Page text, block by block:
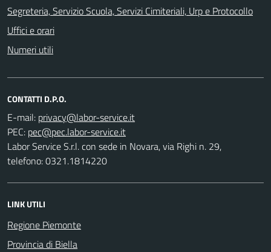
Segreteria, Servizio Scuola, Servizi Cimiteriali, Urp e Protocollo
Uffici e orari
Numeri utili
CONTATTI D.P.O.
E-mail:
PEC:
Labor Service S.r.l. con sede in Novara, via Righi n. 29,
telefono: 0321.1814220
LINK UTILI
Regione Piemonte
Provincia di Biella